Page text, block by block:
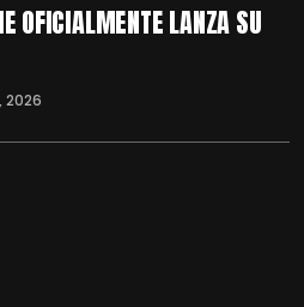
OFICIALMENTE LANZA SU
2026